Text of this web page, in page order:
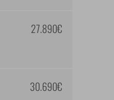
27.890€
30.690€